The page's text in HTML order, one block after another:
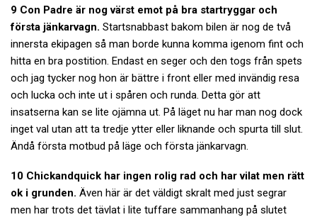
9 Con Padre är nog värst emot på bra startryggar och
första jänkarvagn. Startsnabbast bakom bilen är nog de två
innersta ekipagen så man borde kunna komma igenom fint och
hitta en bra postition. Endast en seger och den togs från spets
och jag tycker nog hon är bättre i front eller med invändig resa
och lucka och inte ut i spåren och runda. Detta gör att
insatserna kan se lite ojämna ut. På läget nu har man nog dock
inget val utan att ta tredje ytter eller liknande och spurta till slut.
Ändå första motbud på läge och första jänkarvagn.
10 Chickandquick har ingen rolig rad och har vilat men rätt
ok i grunden. Även här är det väldigt skralt med just segrar
men har trots det tävlat i lite tuffare sammanhang på slutet